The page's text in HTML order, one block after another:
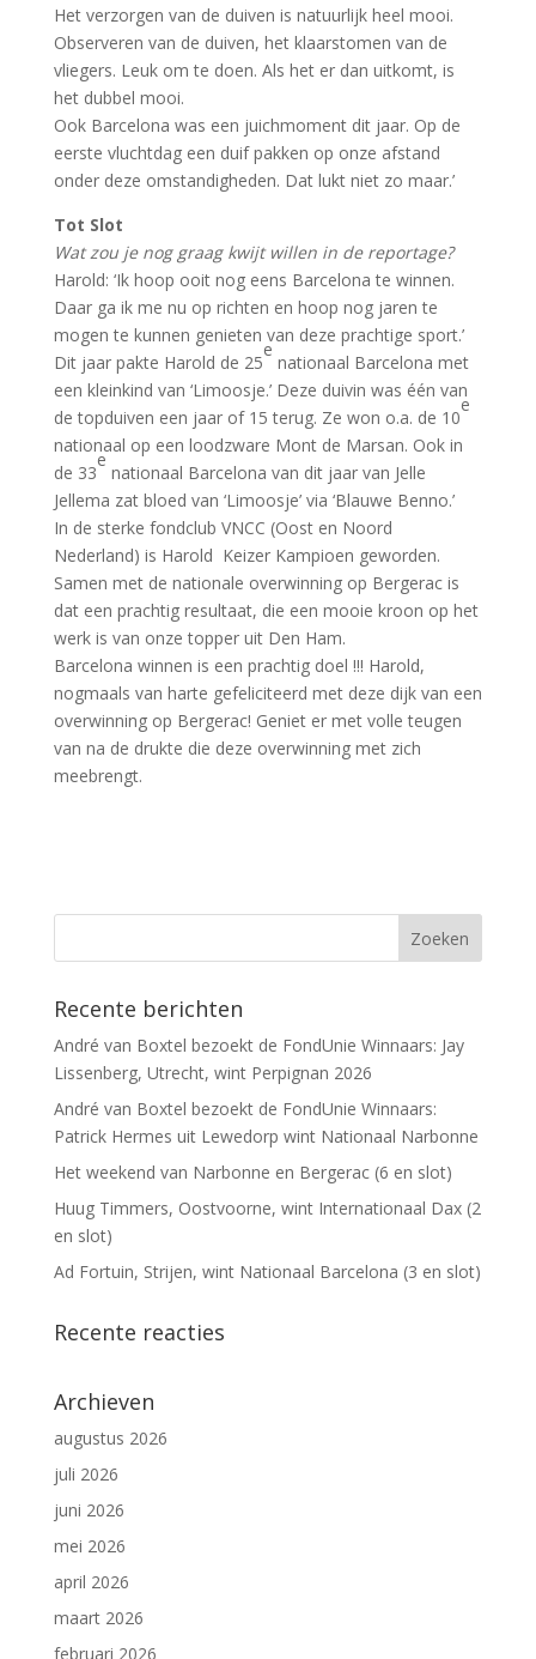
Het verzorgen van de duiven is natuurlijk heel mooi.
Observeren van de duiven, het klaarstomen van de
vliegers. Leuk om te doen. Als het er dan uitkomt, is
het dubbel mooi.
Ook Barcelona was een juichmoment dit jaar. Op de
eerste vluchtdag een duif pakken op onze afstand
onder deze omstandigheden. Dat lukt niet zo maar.’
Tot Slot
Wat zou je nog graag kwijt willen in de reportage?
Harold: ‘Ik hoop ooit nog eens Barcelona te winnen.
Daar ga ik me nu op richten en hoop nog jaren te
mogen te kunnen genieten van deze prachtige sport.’
Dit jaar pakte Harold de 25
e
nationaal Barcelona met
een kleinkind van ‘Limoosje.’ Deze duivin was één van
de topduiven een jaar of 15 terug. Ze won o.a. de 10
e
nationaal op een loodzware Mont de Marsan. Ook in
de 33
e
nationaal Barcelona van dit jaar van Jelle
Jellema zat bloed van ‘Limoosje’ via ‘Blauwe Benno.’
In de sterke fondclub VNCC (Oost en Noord
Nederland) is Harold Keizer Kampioen geworden.
Samen met de nationale overwinning op Bergerac is
dat een prachtig resultaat, die een mooie kroon op het
werk is van onze topper uit Den Ham.
Barcelona winnen is een prachtig doel !!! Harold,
nogmaals van harte gefeliciteerd met deze dijk van een
overwinning op Bergerac! Geniet er met volle teugen
van na de drukte die deze overwinning met zich
meebrengt.
Recente berichten
André van Boxtel bezoekt de FondUnie Winnaars: Jay
Lissenberg, Utrecht, wint Perpignan 2026
André van Boxtel bezoekt de FondUnie Winnaars:
Patrick Hermes uit Lewedorp wint Nationaal Narbonne
Het weekend van Narbonne en Bergerac (6 en slot)
Huug Timmers, Oostvoorne, wint Internationaal Dax (2
en slot)
Ad Fortuin, Strijen, wint Nationaal Barcelona (3 en slot)
Recente reacties
Archieven
augustus 2026
juli 2026
juni 2026
mei 2026
april 2026
maart 2026
februari 2026